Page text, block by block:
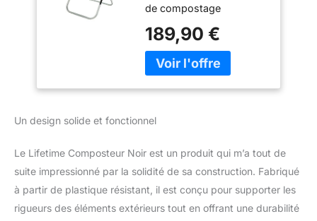
de compostage
légère et stable
189,90 €
Un design solide et fonctionnel
Le Lifetime Composteur Noir est un produit qui m’a tout de
suite impressionné par la solidité de sa construction. Fabriqué
à partir de plastique résistant, il est conçu pour supporter les
rigueurs des éléments extérieurs tout en offrant une durabilité